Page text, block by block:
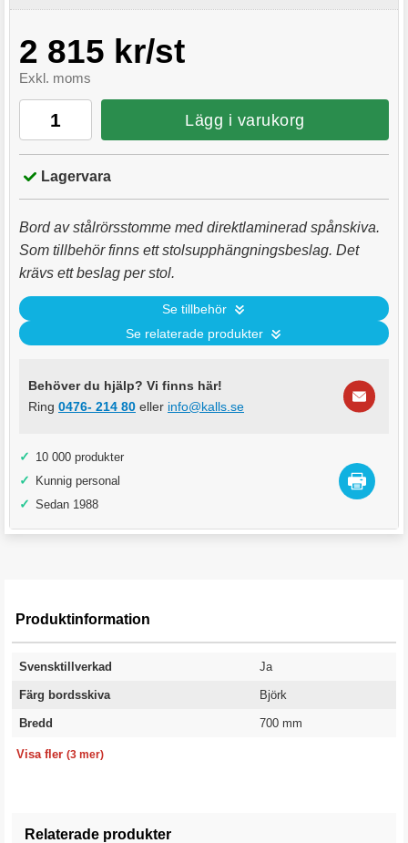
2 815 kr/st
Exkl. moms
Lägg i varukorg
Lagervara
Bord av stålrörsstomme med direktlaminerad spånskiva.
Som tillbehör finns ett stolsupphängningsbeslag. Det
krävs ett beslag per stol.
Se tillbehör
Se relaterade produkter
Behöver du hjälp? Vi finns här!
Ring 0476- 214 80 eller info@kalls.se
✓ 10 000 produkter
✓ Kunnig personal
✓ Sedan 1988
Produktinformation
Svensktillverkad Ja
Färg bordsskiva Björk
Bredd
700 mm
Visa fler (3 mer)
Relaterade produkter